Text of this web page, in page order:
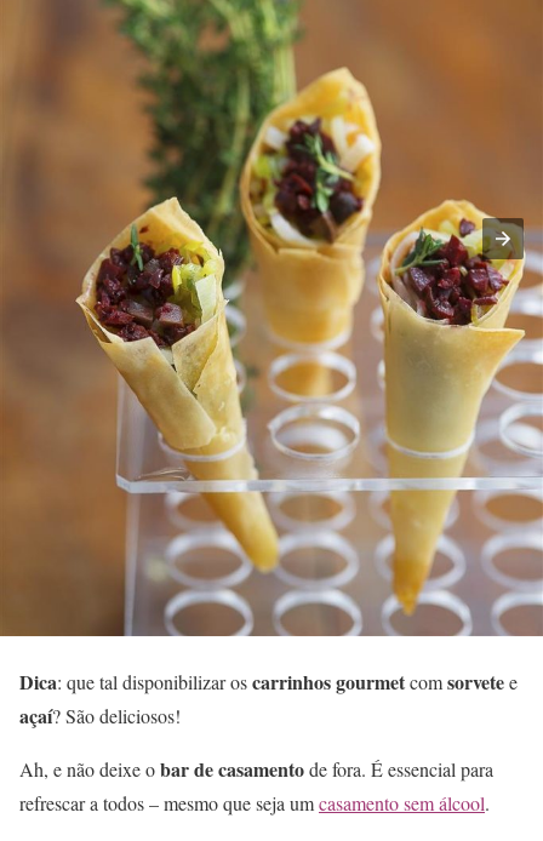
Dica: que tal disponibilizar oscarrinhos gourmetcomsorvetee
açaí? São deliciosos!
Ah, e não deixe obar de casamentode fora. É essencial para
refrescar a todos – mesmo que seja umcasamento sem álcool.